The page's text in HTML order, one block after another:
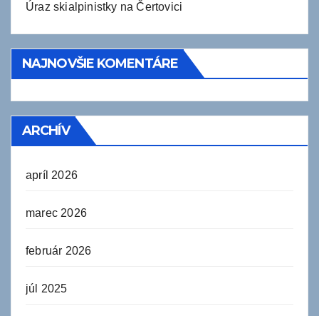
Úraz skialpinistky na Čertovici
NAJNOVŠIE KOMENTÁRE
ARCHÍV
apríl 2026
marec 2026
február 2026
júl 2025